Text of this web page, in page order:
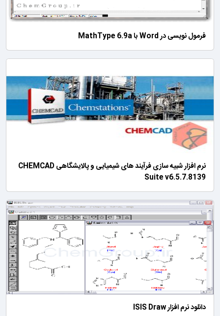
فرمول نویسی در Word با MathType 6.9a
نرم افزار شبیه سازی فرآیند های شیمیایی و پالایشگاهی CHEMCAD
Suite v6.5.7.8139
دانلود نرم افزار ISIS Draw